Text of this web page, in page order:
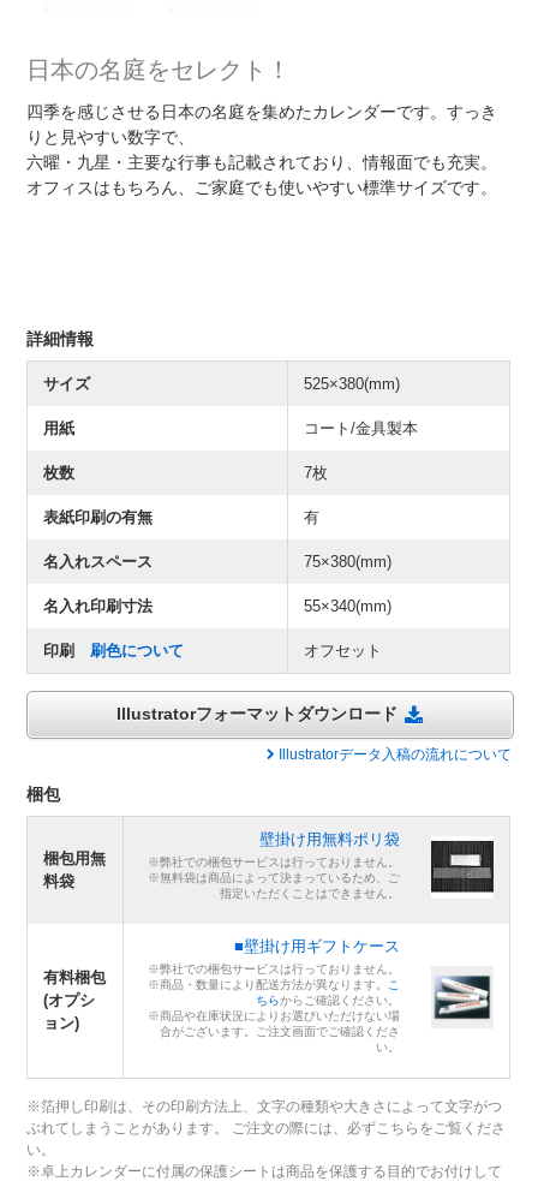
日本の名庭をセレクト！
四季を感じさせる日本の名庭を集めたカレンダーです。すっき
りと見やすい数字で、
六曜・九星・主要な行事も記載されており、情報面でも充実。
オフィスはもちろん、ご家庭でも使いやすい標準サイズです。
詳細情報
サイズ 525×380(mm)
用紙 コート/金具製本
枚数 7枚
表紙印刷の有無 有
名入れスペース 75×380(mm)
名入れ印刷寸法 55×340(mm)
印刷刷色について オフセット
Illustratorフォーマットダウンロード
Illustratorデータ入稿の流れについて
梱包
梱包用無
料袋
壁掛け用無料ポリ袋
※弊社での梱包サービスは行っておりません。
※無料袋は商品によって決まっているため、ご
指定いただくことはできません。
有料梱包
(オプシ
ョン)
■壁掛け用ギフトケース
※弊社での梱包サービスは行っておりません。
※商品・数量により配送方法が異なります。
こ
ちらからご確認ください。
※商品や在庫状況によりお選びいただけない場
合がございます。ご注文画面でご確認くださ
い。
※箔押し印刷は、その印刷方法上、文字の種類や大きさによって文字がつ
ぶれてしまうことがあります。 ご注文の際には、必ずこちらをご覧くださ
い。
※卓上カレンダーに付属の保護シートは商品を保護する目的でお付けして